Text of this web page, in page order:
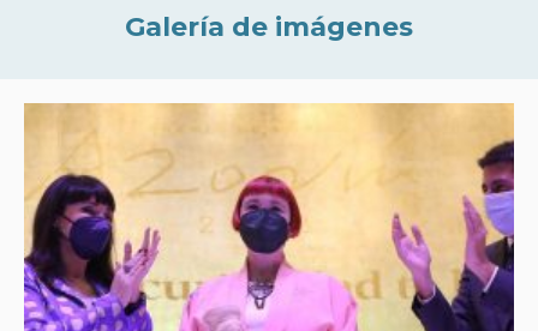
Galería de imágenes